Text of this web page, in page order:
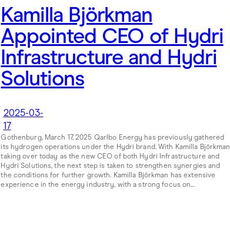
Kamilla Björkman
Appointed CEO of Hydri
Infrastructure and Hydri
Solutions
2025-03-
17
Gothenburg, March 17, 2025 Qarlbo Energy has previously gathered
its hydrogen operations under the Hydri brand. With Kamilla Björkman
taking over today as the new CEO of both Hydri Infrastructure and
Hydri Solutions, the next step is taken to strengthen synergies and
the conditions for further growth. Kamilla Björkman has extensive
experience in the energy industry, with a strong focus on...